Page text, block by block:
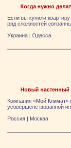
Когда нужно
Если вы купили
ряд сложностей
Украина | Одесса
Новый настенный
Компания «Мой Климат»
усовершенствованной
Россия | Москва